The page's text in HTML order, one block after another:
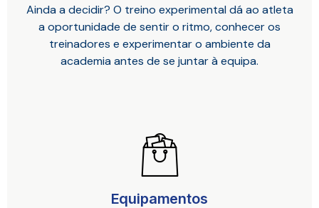
Ainda a decidir? O treino experimental dá ao atleta
a oportunidade de sentir o ritmo, conhecer os
treinadores e experimentar o ambiente da
academia antes de se juntar à equipa.
Equipamentos